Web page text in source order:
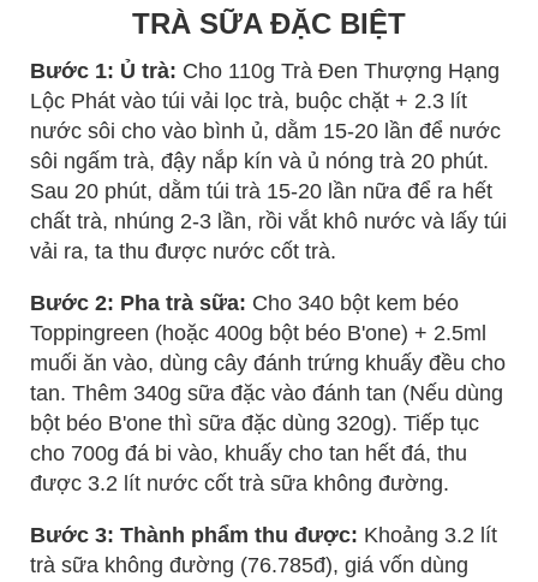
TRÀ SỮA ĐẶC BIỆT
Bước 1: Ủ trà: Cho 110g Trà Đen Thượng Hạng
Lộc Phát vào túi vải lọc trà, buộc chặt + 2.3 lít
nước sôi cho vào bình ủ, dằm 15-20 lần để nước
sôi ngấm trà, đậy nắp kín và ủ nóng trà 20 phút.
Sau 20 phút, dằm túi trà 15-20 lần nữa để ra hết
chất trà, nhúng 2-3 lần, rồi vắt khô nước và lấy túi
vải ra, ta thu được nước cốt trà.
Bước 2: Pha trà sữa: Cho 340 bột kem béo
Toppingreen (hoặc 400g bột béo B'one) + 2.5ml
muối ăn vào, dùng cây đánh trứng khuấy đều cho
tan. Thêm 340g sữa đặc vào đánh tan (Nếu dùng
bột béo B'one thì sữa đặc dùng 320g). Tiếp tục
cho 700g đá bi vào, khuấy cho tan hết đá, thu
được 3.2 lít nước cốt trà sữa không đường.
Bước 3: Thành phẩm thu được: Khoảng 3.2 lít
trà sữa không đường (76.785đ), giá vốn dùng